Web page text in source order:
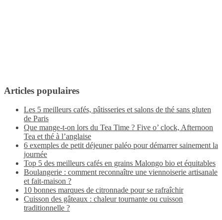
Articles populaires
Les 5 meilleurs cafés, pâtisseries et salons de thé sans gluten
de Paris
Que mange-t-on lors du Tea Time ? Five o’ clock, Afternoon
Tea et thé à l’anglaise
6 exemples de petit déjeuner paléo pour démarrer sainement la
journée
Top 5 des meilleurs cafés en grains Malongo bio et équitables
Boulangerie : comment reconnaître une viennoiserie artisanale
et fait-maison ?
10 bonnes marques de citronnade pour se rafraîchir
Cuisson des gâteaux : chaleur tournante ou cuisson
traditionnelle ?